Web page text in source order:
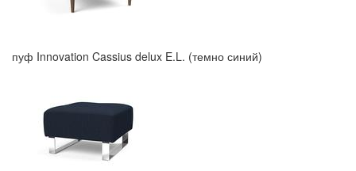
пуф Innovation Cassius delux E.L. (темно синий)